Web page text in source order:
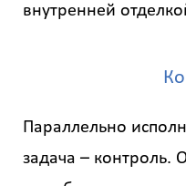
внутренней
Параллельно
задача – контроль.